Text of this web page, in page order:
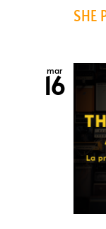
SHE
mar
16